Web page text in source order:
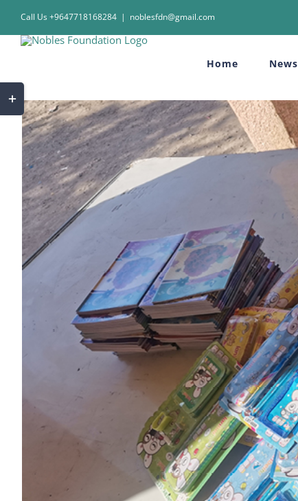
to
Call Us +9647718168284 | noblesfdn@gmail.com
Home News
Toggle
Sliding